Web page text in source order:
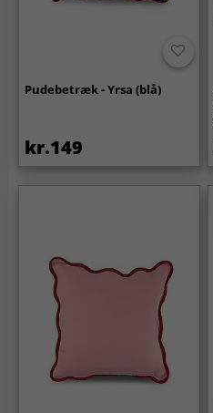
Pudebetræk - Yrsa (blå)
kr.149